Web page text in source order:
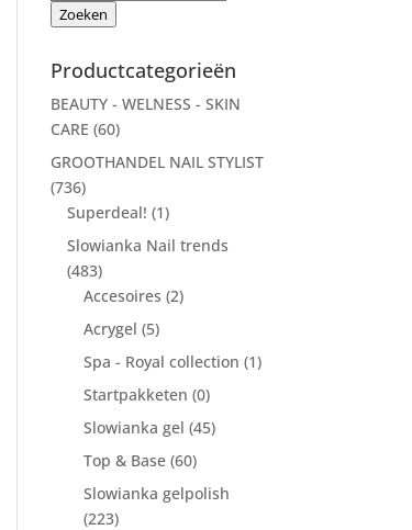
naar:
Zoeken
Productcategorieën
BEAUTY - WELNESS - SKIN
CARE (60)
GROOTHANDEL NAIL STYLIST
(736)
Superdeal! (1)
Slowianka Nail trends
(483)
Accesoires (2)
Acrygel (5)
Spa - Royal collection (1)
Startpakketen (0)
Slowianka gel (45)
Top & Base (60)
Slowianka gelpolish
(223)